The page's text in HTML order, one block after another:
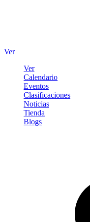
Ver
Ver
Calendario
Eventos
Clasificaciones
Noticias
Tienda
Blogs